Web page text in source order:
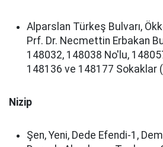
Alparslan Türkeş Bulvarı,
Prf. Dr. Necmettin Erbakan
148032, 148038 No'lu,
148136 ve 148177 Sokaklar
Nizip
Şen, Yeni, Dede Efendi-1,